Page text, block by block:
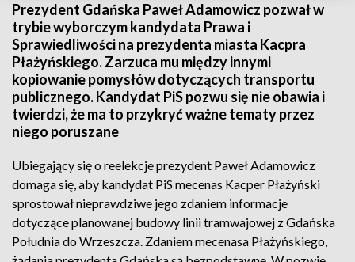
Prezydent Gdańska Paweł Adamowicz pozwał w
trybie wyborczym kandydata Prawa i
Sprawiedliwości na prezydenta miasta Kacpra
Płażyńskiego. Zarzuca mu między innymi
kopiowanie pomysłów dotyczących transportu
publicznego. Kandydat PiS pozwu się nie obawia i
twierdzi, że ma to przykryć ważne tematy przez
niego poruszane
Ubiegający się o reelekcje prezydent Paweł Adamowicz
domaga się, aby kandydat PiS mecenas Kacper Płażyński
sprostował nieprawdziwe jego zdaniem informacje
dotyczące planowanej budowy linii tramwajowej z Gdańska
Południa do Wrzeszcza. Zdaniem mecenasa Płażyńskiego,